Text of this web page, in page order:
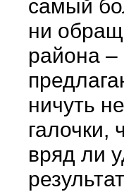
самый
ни
района –
ничуть
галочки,
вряд ли